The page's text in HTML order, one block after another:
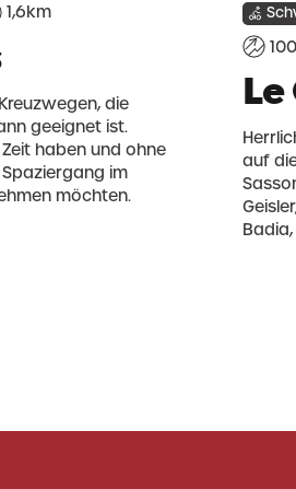
1,6km
die
geeignet ist.
haben und ohne
im
möchten.
auf
Badia,